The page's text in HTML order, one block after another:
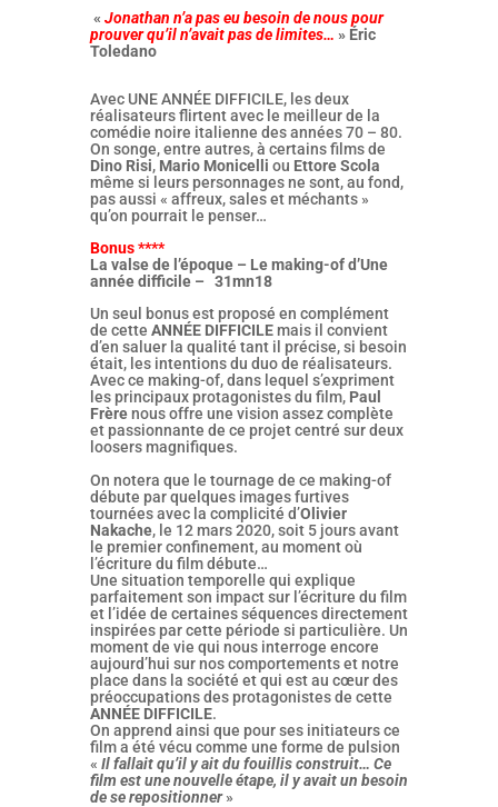
« Jonathan n’a pas eu besoin de nous pour
prouver qu’il n’avait pas de limites… » Éric
Toledano
Avec UNE ANNÉE DIFFICILE, les deux
réalisateurs flirtent avec le meilleur de la
comédie noire italienne des années 70 – 80.
On songe, entre autres, à certains films de
Dino Risi, Mario Monicelli ou Ettore Scola
même si leurs personnages ne sont, au fond,
pas aussi « affreux, sales et méchants »
qu’on pourrait le penser…
Bonus ****
La valse de l’époque – Le making-of d’Une
année difficile – 31mn18
Un seul bonus est proposé en complément
de cette ANNÉE DIFFICILEmais il convient
d’en saluer la qualité tant il précise, si besoin
était, les intentions du duo de réalisateurs.
Avec ce making-of, dans lequel s’expriment
les principaux protagonistes du film, Paul
Frèrenous offre une vision assez complète
et passionnante de ce projet centré sur deux
loosers magnifiques.
On notera que le tournage de ce making-of
débute par quelques images furtives
tournées avec la complicité d’Olivier
Nakache, le 12 mars 2020, soit 5 jours avant
le premier confinement, au moment où
l’écriture du film débute…
Une situation temporelle qui explique
parfaitement son impact sur l’écriture du film
et l’idée de certaines séquences directement
inspirées par cette période si particulière. Un
moment de vie qui nous interroge encore
aujourd’hui sur nos comportements et notre
place dans la société et qui est au cœur des
préoccupations des protagonistes de cette
ANNÉE DIFFICILE.
On apprend ainsi que pour ses initiateurs ce
film a été vécu comme une forme de pulsion
« Il fallait qu’il y ait du fouillis construit… Ce
film est une nouvelle étape, il y avait un besoin
de se repositionner»